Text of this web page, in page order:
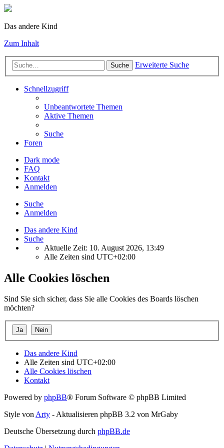
Das andere Kind
Zum Inhalt
Suche Erweiterte Suche
Schnellzugriff
Unbeantwortete Themen
Aktive Themen
Suche
Foren
Dark mode
FAQ
Kontakt
Anmelden
Suche
Anmelden
Das andere Kind
Suche
Aktuelle Zeit: 10. August 2026, 13:49
Alle Zeiten sind UTC+02:00
Alle Cookies löschen
Sind Sie sich sicher, dass Sie alle Cookies des Boards löschen
möchten?
Das andere Kind
Alle Zeiten sind UTC+02:00
Alle Cookies löschen
Kontakt
Powered by phpBB® Forum Software © phpBB Limited
Style von Arty - Aktualisieren phpBB 3.2 von MrGaby
Deutsche Übersetzung durch phpBB.de